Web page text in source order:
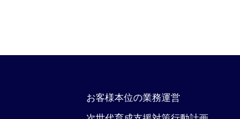
お客様本位の業務運営